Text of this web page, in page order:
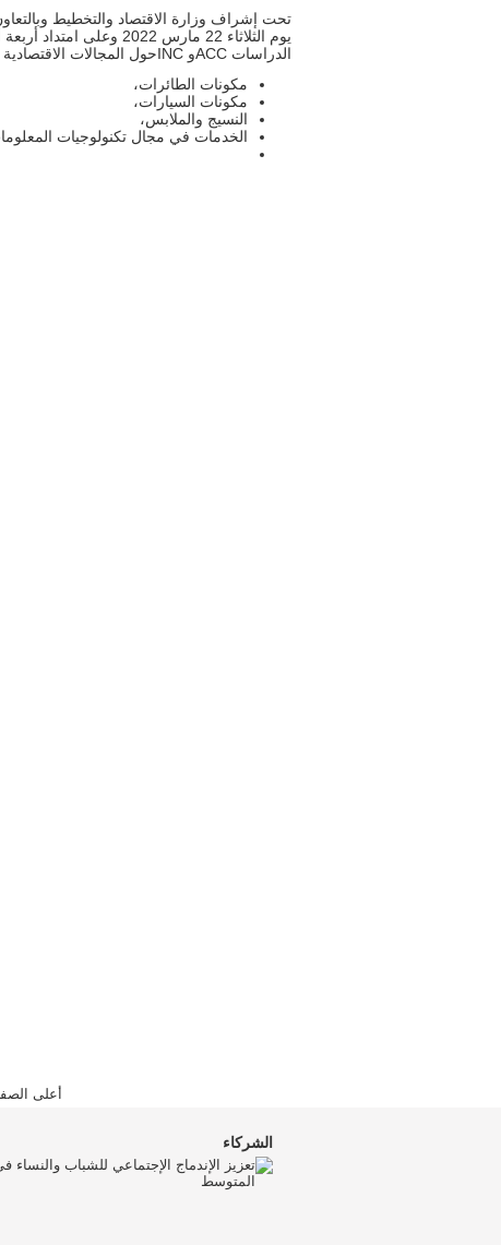
تحت إشراف وزارة الاقتصاد والتخطيط وبالتعاون
يوم الثلاثاء 22 مارس
الدراسات ACCو INCحول المجالات
مكونات الطائرات،
مكونات السيارات،
النسيج والملابس،
الخدمات في مجال تكنولوجيات
أعلى
الشركاء